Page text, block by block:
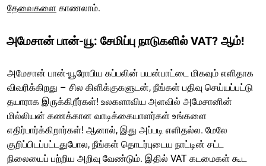
தேவைகளை காணலாம்.
அமேசான் பான்-யூ: சேமிப்பு நாடுகளில் VAT? ஆம்!
அமேசான் பான்-யூரோபிய கப்பலின் பயன்பாட்டை மிகவும் எளிதாக
விவரிக்கிறது – சில கிளிக்குகளுடன், நீங்கள் பதிவு செய்யப்பட்டு
தயாராக இருக்கிறீர்கள்! உலகளாவிய அளவில் அமேசானின்
மில்லியன் கணக்கான வாடிக்கையாளர்கள் உங்களை
எதிர்பார்க்கிறார்கள்! ஆனால், இது அப்படி எளிதல்ல. மேலே
குறிப்பிடப்பட்டதுபோல, நீங்கள் தொடர்புடைய நாட்டின் சட்ட
நிலையைப் பற்றிய அறிவு வேண்டும். இதில் VAT கடமைகள் கூட